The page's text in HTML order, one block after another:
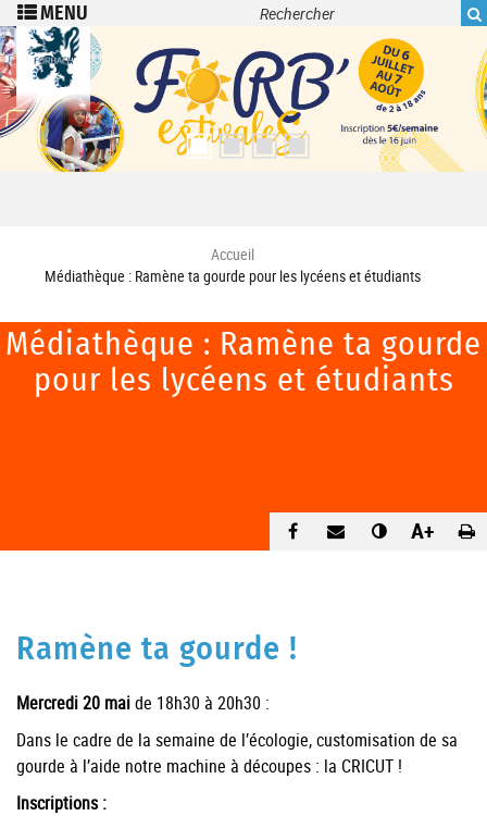
Aller au contenu principal
Recherche
Accueil
Médiathèque : Ramène ta gourde pour les lycéens et étudiants
Médiathèque : Ramène ta gourde
pour les lycéens et étudiants
A+
Ramène ta gourde !
Mercredi 20 maide 18h30 à 20h30 :
Dans le cadre de la semaine de l’écologie, customisation de sa
gourde à l’aide notre machine à découpes : la CRICUT !
Inscriptions :